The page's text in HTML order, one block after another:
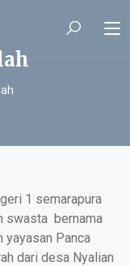
1 semarapura
swasta bernama
yayasan Panca
dari desa Nyalian